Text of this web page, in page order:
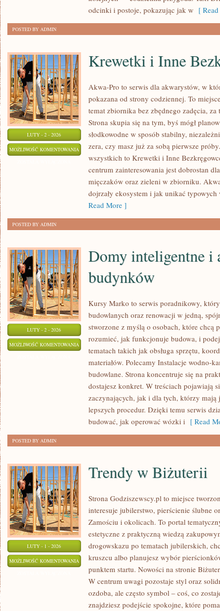
odcinki i postoje, pokazując jak w [
POSTED BY ADMIN
LUTY - 2 - 2026
MOŻLIWOŚĆ KOMENTOWANIA KREWETKI
INNE
BEZKRĘGOWCE
Krewetki i Inne
Akwa-Pro to serwis dla akwarystów, w
pokazana od strony codziennej. To
temat zbiornika bez zbędnego zadęcia,
Strona skupia się na tym, byś mógł
słodkowodne w sposób stabilny,
zera, czy masz już za sobą pierwsze
wszystkich to Krewetki i Inne
centrum zainteresowania jest dobrostan
mięczaków oraz zieleni w zbiorniku.
dojrzały ekosystem i jak unikać
Read More ]
POSTED BY ADMIN
LUTY - 2 - 2026
MOŻLIWOŚĆ KOMENTOWANIA
Domy inteligentne i
budynków
Kursy Marko to serwis poradnikowy,
budowlanych oraz renowacji w jedną,
stworzone z myślą o osobach, które chcą
rozumieć, jak funkcjonuje budowa, i
tematach takich jak obsługa sprzętu,
materiałów. Polecamy Instalacje wodno-
budowlane. Strona koncentruje się na
dostajesz konkret. W treściach pojawiają
zaczynających, jak i dla tych, którzy mają
lepszych procedur. Dzięki temu serwis
budować, jak operować wózki i [ Read
POSTED BY ADMIN
LUTY - 1 - 2026
MOŻLIWOŚĆ KOMENTOWANIA TRENDY
BIŻUTERII
Trendy w Biżuterii
Strona Godziszewscy.pl to miejsce
interesuje jubilerstwo, pierścienie ślubne
Zamościu i okolicach. To portal
estetyczne z praktyczną wiedzą
drogowskazu po tematach jubilerskich,
kruszcu albo planujesz wybór
punktem startu. Nowości na stronie
W centrum uwagi pozostaje styl oraz
ozdoba, ale często symbol – coś, co
znajdziesz podejście spokojne, które